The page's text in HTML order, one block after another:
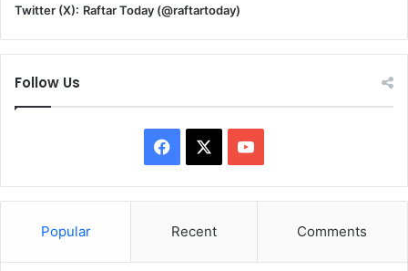
Twitter (X): Raftar Today (@raftartoday)
Follow Us
a
o
Popular Recent Comments